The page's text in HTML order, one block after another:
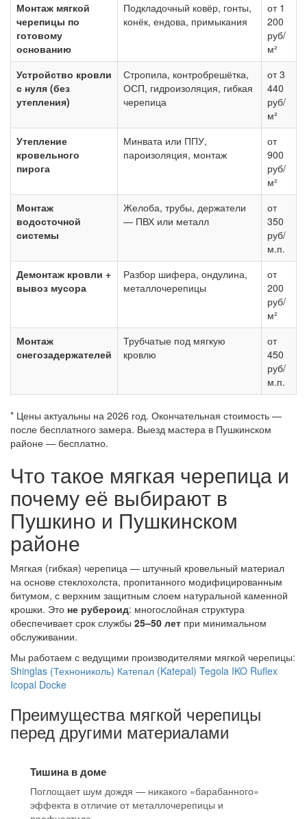
Монтаж мягкой
черепицы по
готовому
основанию
Подкладочный ковёр, гонты,
конёк, ендова, примыкания
от 1
200
руб/
м²
Устройство кровли
с нуля (без
утепления)
Стропила, контробрешётка,
ОСП, гидроизоляция, гибкая
черепица
от 3
440
руб/
м²
Утепление
кровельного
пирога
Минвата или ППУ,
пароизоляция, монтаж
от
900
руб/
м²
Монтаж
водосточной
системы
Желоба, трубы, держатели
— ПВХ или металл
от
350
руб/
м.п.
Демонтаж кровли +
вывоз мусора
Разбор шифера, ондулина,
металлочерепицы
от
200
руб/
м²
Монтаж
снегозадержателей
Трубчатые под мягкую
кровлю
от
450
руб/
м.п.
* Цены актуальны на 2026 год. Окончательная стоимость —
после бесплатного замера. Выезд мастера в Пушкинском
районе — бесплатно.
Что такое мягкая черепица и
почему её выбирают в
Пушкино и Пушкинском
районе
Мягкая (гибкая) черепица — штучный кровельный материал
на основе стеклохолста, пропитанного модифицированным
битумом, с верхним защитным слоем натуральной каменной
крошки. Это не рубероид: многослойная структура
обеспечивает срок службы 25–50 лет при минимальном
обслуживании.
Мы работаем с ведущими производителями мягкой черепицы:
Shinglas (Технониколь) Катепал (Katepal) Tegola IKO Ruflex
Icopal Docke
Преимущества мягкой черепицы
перед другими материалами
Тишина в доме
Поглощает шум дождя — никакого «барабанного»
эффекта в отличие от металлочерепицы и